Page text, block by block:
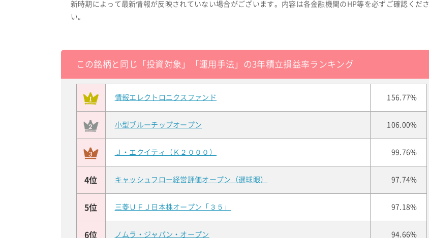
新時期によって最新情報が反映されていない場合がございます。内容は各金融機関のHP等を必ずご確認くださ
い。
この銘柄と同じ「投資対象」「運用手法」の3年積立損益率ランキング
情報エレクトロニクスファンド 156.77%
小型ブルーチップオープン 106.00%
Ｊ・エクイティ（Ｋ２０００） 99.76%
4位 キャッシュフロー経営評価オープン（選球眼） 97.74%
5位 三菱ＵＦＪ日本株オープン「３５」 97.18%
6位 ノムラ・ジャパン・オープン 94.66%